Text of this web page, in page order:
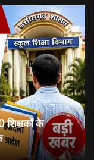
शिक्षकों के